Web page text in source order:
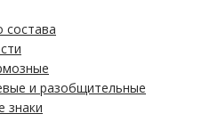
состава
и разобщительные
знаки